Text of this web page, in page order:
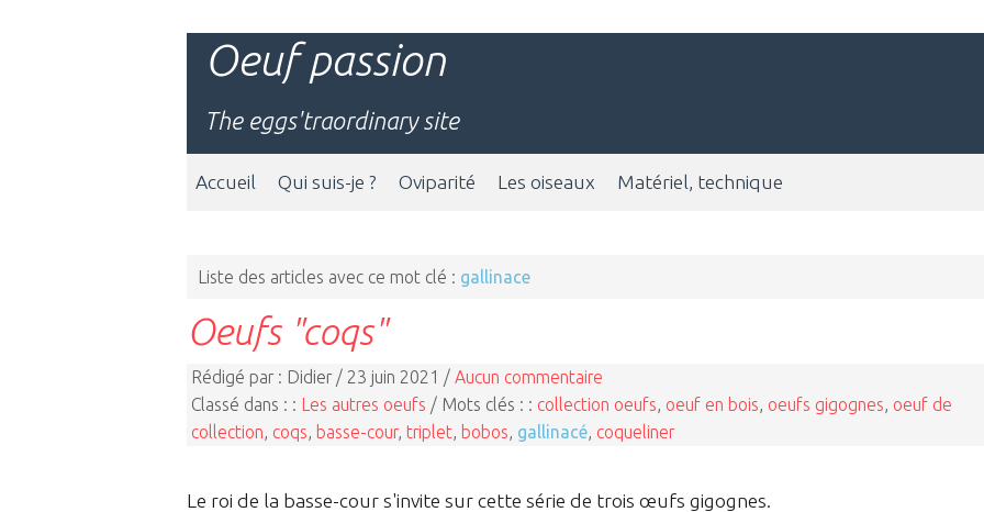
Oeuf passion
The eggs'traordinary site
Accueil Qui suis-je ? Oviparité Les oiseaux Matériel, technique
Liste des articles avec ce mot clé : gallinace
Oeufs "coqs"
Rédigé par : Didier / 23 juin 2021 / Aucun commentaire
Classé dans : : Les autres oeufs / Mots clés : : collection oeufs oeuf en bois oeufs gigognes oeuf de
collection coqs basse-cour, triplet bobos gallinacé coqueliner
Le roi de la basse-cour s'invite sur cette série de trois œufs gigognes.